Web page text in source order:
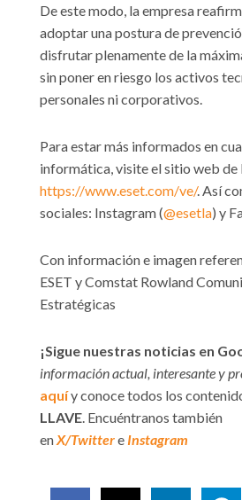
De este modo, la empresa
adoptar una postura de
disfrutar plenamente de la
sin poner en riesgo los activos
personales ni corporativos.
Para estar más informados en
informática, visite el sitio web de
https://www.eset.com/ve/. Así
sociales: Instagram (@esetla) y
Con información e imagen
ESET y Comstat Rowland
Estratégicas
¡Sigue nuestras noticias en
información actual, interesante y
aquíy conoce todos los
LLAVE. Encuéntranos también
enX/Twittere Instagram